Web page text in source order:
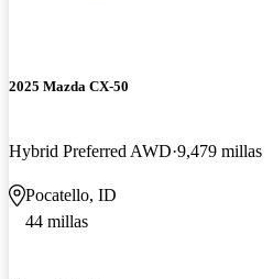
2025 Mazda CX-50
Hybrid Preferred AWD 9,479 millas
Pocatello, ID
44 millas